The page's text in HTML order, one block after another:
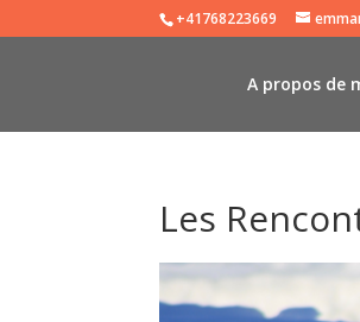
+41768223669
A propos de
Les